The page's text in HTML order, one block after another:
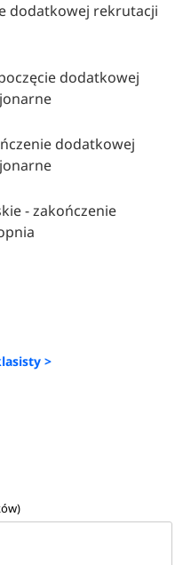
dodatkowej rekrutacji
dodatkowej
dodatkowej
- zakończenie
>